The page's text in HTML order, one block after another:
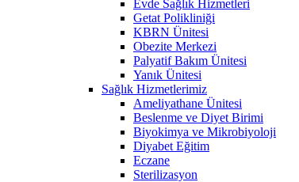
Evde Sağlık Hizmetleri
Getat Polikliniği
KBRN Ünitesi
Obezite Merkezi
Palyatif Bakım Ünitesi
Yanık Ünitesi
Sağlık Hizmetlerimiz
Ameliyathane Ünitesi
Beslenme ve Diyet Birimi
Biyokimya ve Mikrobiyoloji
Diyabet Eğitim
Eczane
Sterilizasyon